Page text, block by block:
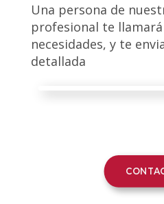
Una persona de
profesional te
necesidades, y te
detallada